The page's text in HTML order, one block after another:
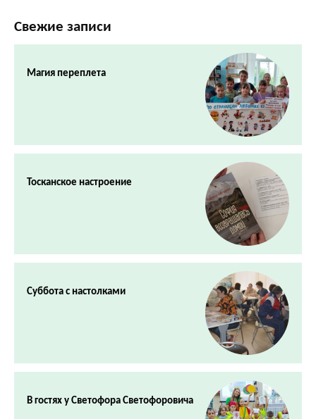
Свежие записи
Магия переплета
Тосканское настроение
Суббота с настолками
В гостях у Светофора Светофоровича